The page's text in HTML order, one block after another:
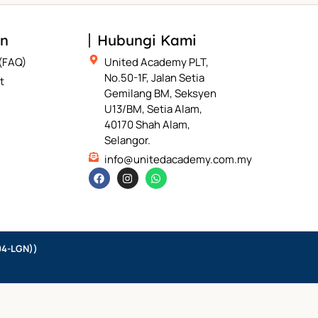
Hubungi Kami
United Academy PLT,
No.50-1F, Jalan Setia
Gemilang BM, Seksyen
U13/BM, Setia Alam,
40170 Shah Alam,
Selangor.
info@unitedacademy.com.my
LGN))